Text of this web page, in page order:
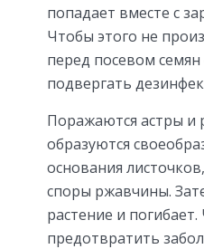
попадает вместе с
Чтобы этого не
перед посевом семян
подвергать
Поражаются астры и
образуются
основания
споры ржавчины.
растение и
предотвратить